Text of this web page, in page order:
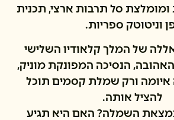
סל תרבות ארצי, תכנית
וניטוטק ספריות.
של המלך קלאודיו השלישי
הנסיכה המפונקת מוניק,
ורק שמלת קסמים תוכל
להציל אותה.
השמלה? האם היא תגיע